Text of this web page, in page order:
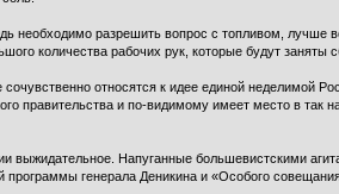
необходимо разрешить вопрос с топливом, лучше
количества рабочих рук, которые будут заняты
относятся к идее единой неделимой
правительства и по-видимому имеет место в
выжидательное. Напуганные большевистскими
программы генерала Деникина и «Особого